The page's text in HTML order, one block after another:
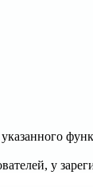
у